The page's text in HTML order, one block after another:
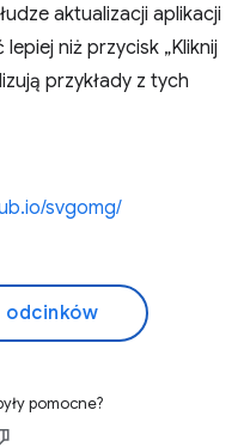
aktualizacji aplikacji
niż przycisk „Kliknij
przykłady z tych
svgomg/
odcinków
pomocne?